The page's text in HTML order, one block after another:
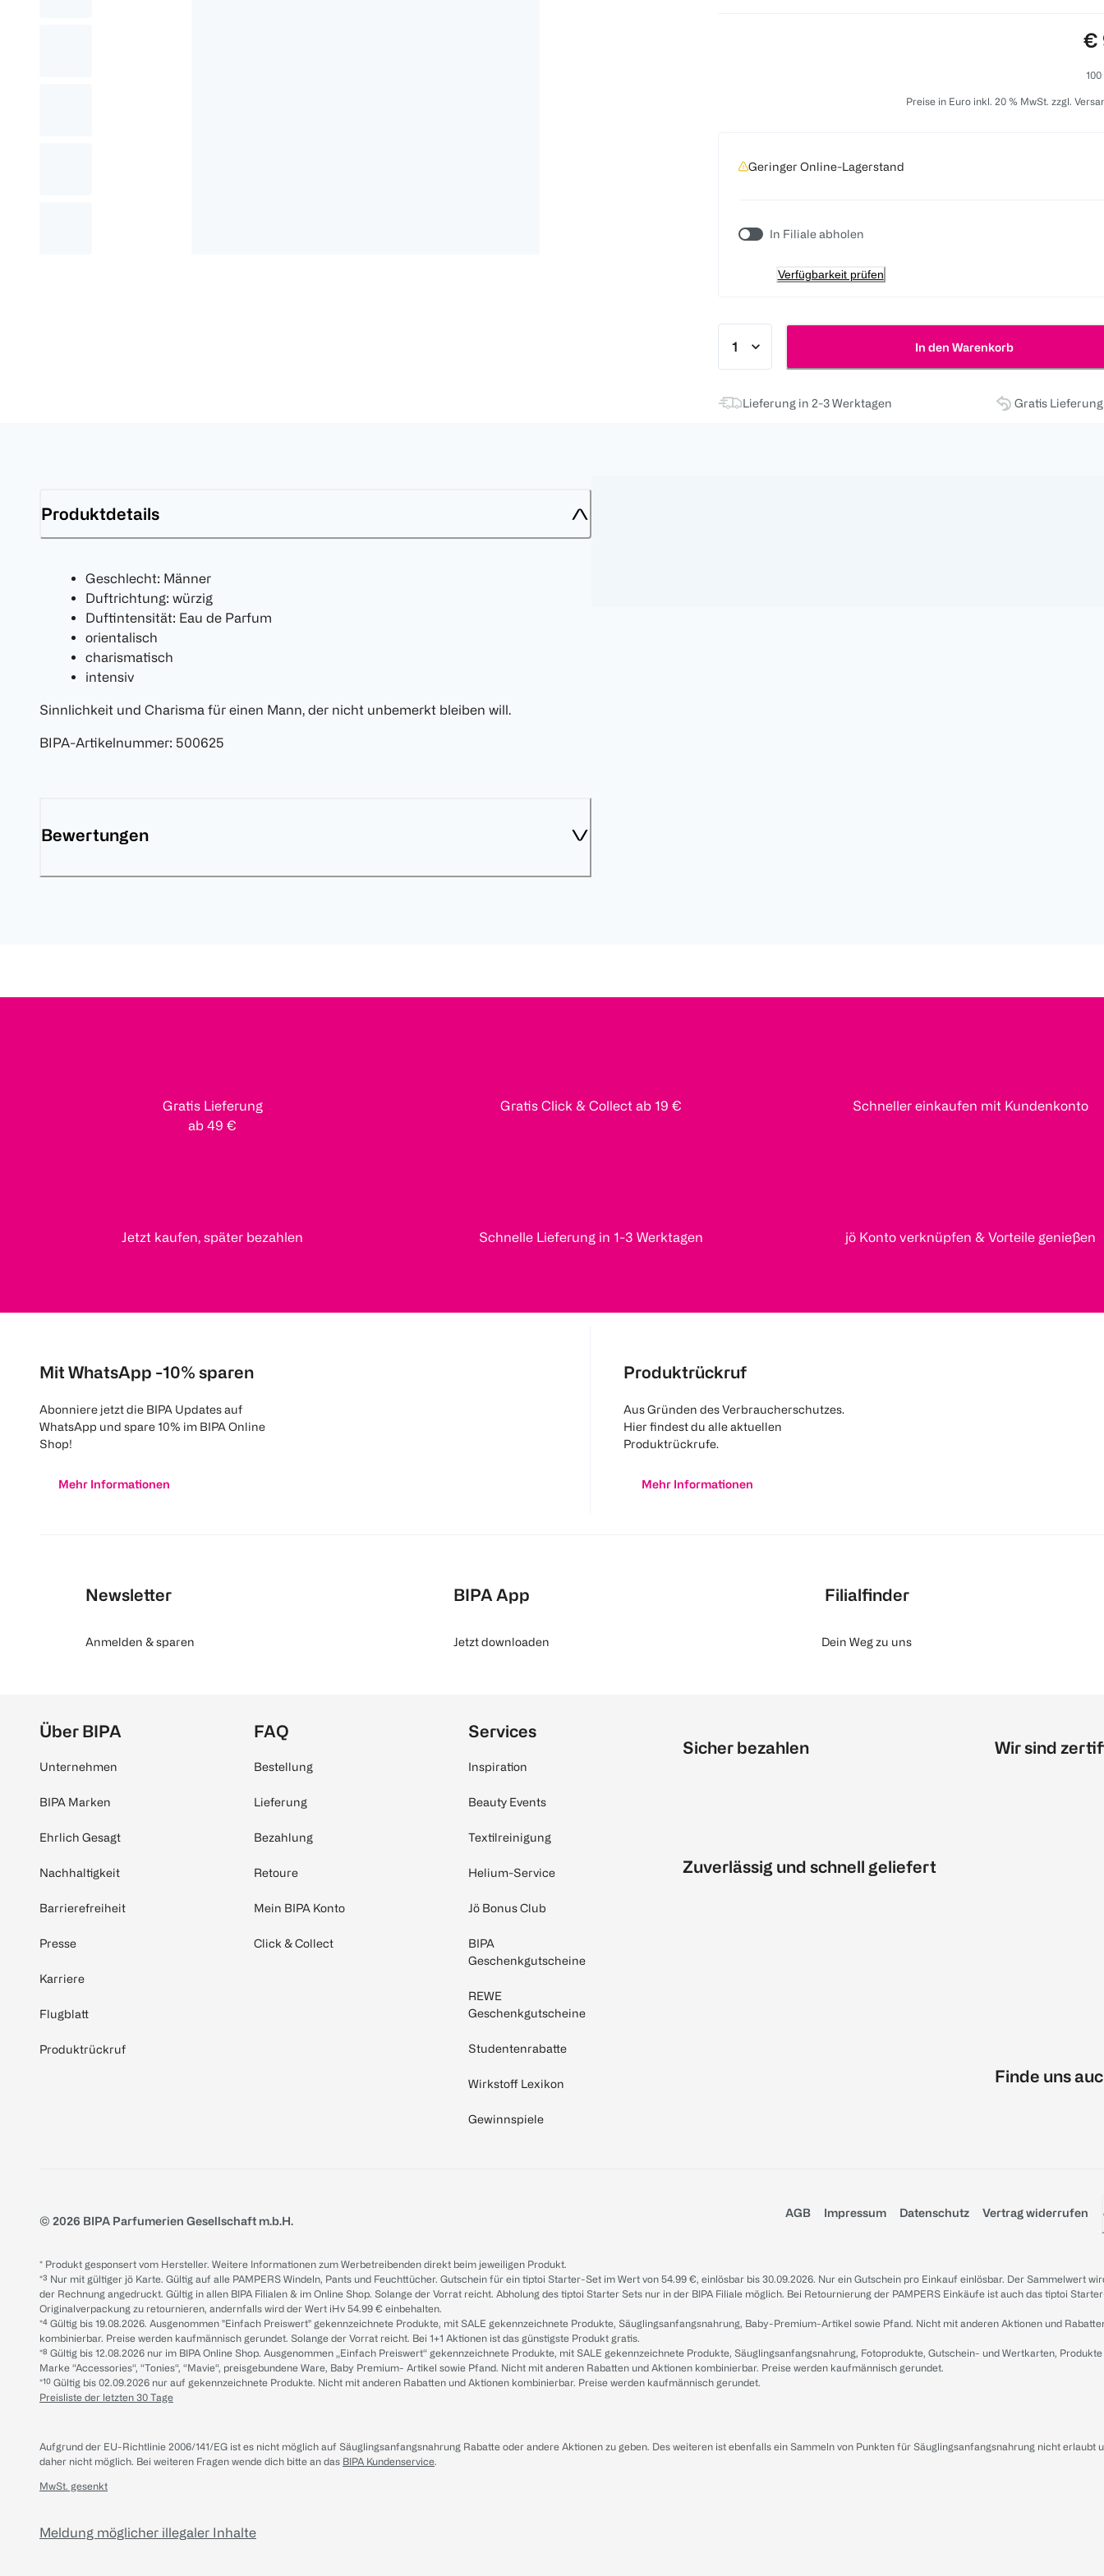
€
Preise in Euro inkl. 20 % MwSt. zzgl.
Geringer Online-Lagerstand
In Filiale abholen
Verfügbarkeit prüfen
In den Warenkorb
Lieferung in 2-3 Werktagen Gratis
Produktdetails
Geschlecht: Männer
Duftrichtung: würzig
Duftintensität: Eau de Parfum
orientalisch
charismatisch
intensiv
Sinnlichkeit und Charisma für einen Mann, der nicht unbemerkt bleiben will.
BIPA-Artikelnummer: 500625
Bewertungen
Gratis Lieferung
ab 49 €
Gratis Click & Collect ab 19 € Schneller einkaufen mit Kundenkonto
Jetzt kaufen, später bezahlen Schnelle Lieferung in 1-3 Werktagen jö Konto verknüpfen & Vorteile genießen
Mit WhatsApp -10% sparen
Abonniere jetzt die BIPA Updates auf
WhatsApp und spare 10% im BIPA Online
Shop!
Mehr Informationen
Produktrückruf
Aus Gründen des Verbraucherschutzes.
Hier findest du alle aktuellen
Produktrückrufe.
Mehr Informationen
Newsletter
Anmelden & sparen
BIPA App
Jetzt downloaden
Filialfinder
Dein Weg zu uns
Über BIPA
Unternehmen
BIPA Marken
Ehrlich Gesagt
Nachhaltigkeit
Barrierefreiheit
Presse
Karriere
Flugblatt
Produktrückruf
FAQ
Bestellung
Lieferung
Bezahlung
Retoure
Mein BIPA Konto
Click & Collect
Services
Inspiration
Beauty Events
Textilreinigung
Helium-Service
Jö Bonus Club
BIPA
Geschenkgutscheine
REWE
Geschenkgutscheine
Studentenrabatte
Wirkstoff Lexikon
Gewinnspiele
Sicher bezahlen
Zuverlässig und schnell geliefert
Wir sind
Finde uns
© 2026 BIPA Parfumerien Gesellschaft m.b.H.
AGB Impressum Datenschutz Vertrag widerrufen
* Produkt gesponsert vom Hersteller. Weitere Informationen zum Werbetreibenden direkt beim jeweiligen Produkt.
*³ Nur mit gültiger jö Karte. Gültig auf alle PAMPERS Windeln, Pants und Feuchttücher. Gutschein für ein tiptoi Starter-Set im Wert von 54.99 €, einlösbar bis 30.09.2026. Nur ein Gutschein pro Einkauf einlösbar. Der Sammelwert
der Rechnung angedruckt. Gültig in allen BIPA Filialen & im Online Shop. Solange der Vorrat reicht. Abholung des tiptoi Starter Sets nur in der BIPA Filiale möglich. Bei Retournierung der PAMPERS Einkäufe ist auch das tiptoi
Originalverpackung zu retournieren, andernfalls wird der Wert iHv 54.99 € einbehalten.
*⁴ Gültig bis 19.08.2026. Ausgenommen "Einfach Preiswert" gekennzeichnete Produkte, mit SALE gekennzeichnete Produkte, Säuglingsanfangsnahrung, Baby-Premium-Artikel sowie Pfand. Nicht mit anderen Aktionen und
kombinierbar. Preise werden kaufmännisch gerundet. Solange der Vorrat reicht. Bei 1+1 Aktionen ist das günstigste Produkt gratis.
*⁸ Gültig bis 12.08.2026 nur im BIPA Online Shop. Ausgenommen „Einfach Preiswert“ gekennzeichnete Produkte, mit SALE gekennzeichnete Produkte, Säuglingsanfangsnahrung, Fotoprodukte, Gutschein- und Wertkarten,
Marke “Accessories“, “Tonies“, “Mavie“, preisgebundene Ware, Baby Premium- Artikel sowie Pfand. Nicht mit anderen Rabatten und Aktionen kombinierbar. Preise werden kaufmännisch gerundet.
*¹⁰ Gültig bis 02.09.2026 nur auf gekennzeichnete Produkte. Nicht mit anderen Rabatten und Aktionen kombinierbar. Preise werden kaufmännisch gerundet.
Preisliste der letzten 30 Tage
Aufgrund der EU-Richtlinie 2006/141/EG ist es nicht möglich auf Säuglingsanfangsnahrung Rabatte oder andere Aktionen zu geben. Des weiteren ist ebenfalls ein Sammeln von Punkten für Säuglingsanfangsnahrung nicht erlaubt
daher nicht möglich. Bei weiteren Fragen wende dich bitte an das BIPA Kundenservice.
MwSt. gesenkt
Meldung möglicher illegaler Inhalte